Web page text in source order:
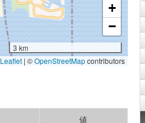
+
−
3 km
Leaflet | ©OpenStreetMapcontributors
値